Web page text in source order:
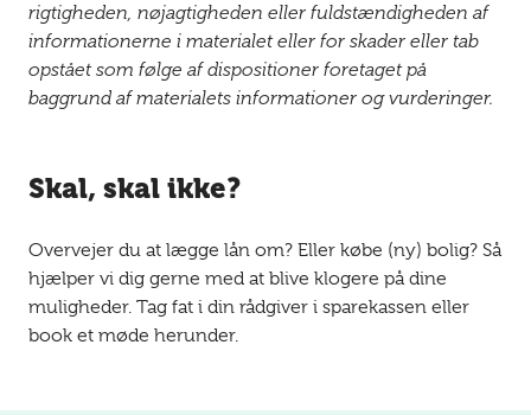
rigtigheden, nøjagtigheden eller fuldstændigheden af
informationerne i materialet eller for skader eller tab
opstået som følge af dispositioner foretaget på
baggrund af materialets informationer og vurderinger.
Skal, skal ikke?
Overvejer du at lægge lån om? Eller købe (ny) bolig? Så
hjælper vi dig gerne med at blive klogere på dine
muligheder. Tag fat i din rådgiver i sparekassen eller
book et møde herunder.